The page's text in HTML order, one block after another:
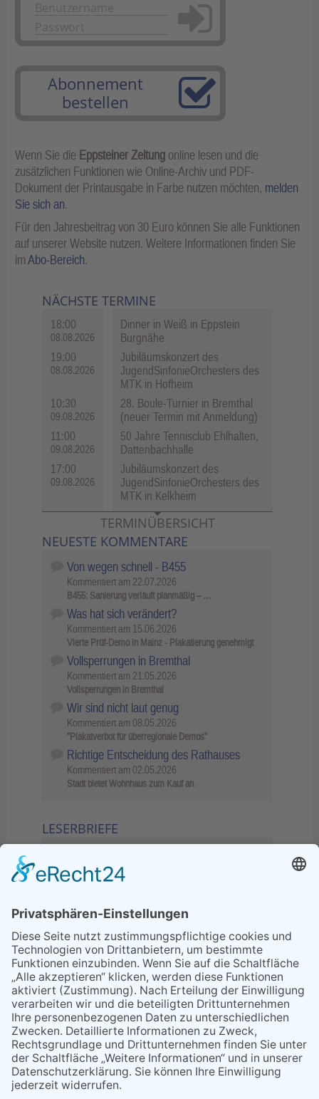
Abonnement
bestellen
Wenn Sie die Eppsteiner Zeitung online lesen und die
zusätzlichen Funktionen wie Online-Archiv und PDF-
Dokument der Printausgabe in Farbe nutzen möchten, melden
Sie sich an.
Für den Jahresbeitrag von 30 Euro können Sie alle Funktionen
auf unserer Website nutzen. Weitere Informationen finden Sie
imAbo-Bereich.
NÄCHSTE TERMINE
18:00
08.08.2026
Dinner in Weiß in Eppstein
Burgnähe
19:00
08.08.2026
Jubiläumskonzert des
JugendSinfonieOrchesters des
MTK in Hofheim
10:30
09.08.2026
28. Boule-Turnier in Bremthal
(neuer Termin mit Anmeldung)
11:00
09.08.2026
50 Jahre Tennisclub Ehlhalten,
Dattenbachhalle
17:00
09.08.2026
Jubiläumskonzert des
JugendSinfonieOrchesters des
MTK in Kelkheim
TERMINÜBERSICHT
NEUESTE KOMMENTARE
Von wegen schnell - B455
Kommentiert am 22.07.2026
B455: Sanierung verläuft planmäßig – …
Was hat sich verändert?
Kommentiert am 15.06.2026
Vierte Prüf-Demo in Mainz - Plakatierung genehmigt
Vollsperrungen in Bremthal
Kommentiert am 21.05.2026
Vollsperrungen in Bremthal
Wir sind nicht laut genug
Kommentiert am 08.05.2026
"Plakatverbot für überregionale Demos"
Richtige Entscheidung des Rathauses
Kommentiert am 02.05.2026
Stadt bietet Wohnhaus zum Kauf an
LESERBRIEFE
Sperrung B455: Kleiner
Grenzverkehr statt weite Wege
21.04.2026
Wenn Bahn-Computer nicht
miteinander kommunizieren
11.03.2026
"Plakatverbot für überregionale
Demos"
04.02.2026
Gelbe Tonne – Ein kleiner Blick
über den Tellerand
04.02.2026
Plastikersparnis durch Nutzung
von Gelber Tonne statt Säcken